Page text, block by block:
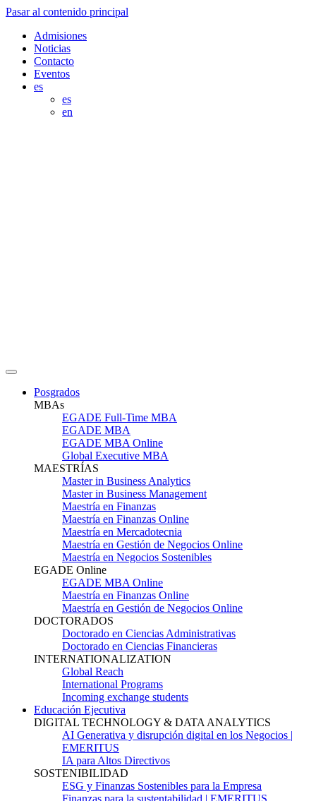
Pasar al contenido principal
Admisiones
Noticias
Contacto
Eventos
es
es
en
Posgrados
MBAs
EGADE Full-Time MBA
EGADE MBA
EGADE MBA Online
Global Executive MBA
MAESTRÍAS
Master in Business Analytics
Master in Business Management
Maestría en Finanzas
Maestría en Finanzas Online
Maestría en Mercadotecnia
Maestría en Gestión de Negocios Online
Maestría en Negocios Sostenibles
EGADE Online
EGADE MBA Online
Maestría en Finanzas Online
Maestría en Gestión de Negocios Online
DOCTORADOS
Doctorado en Ciencias Administrativas
Doctorado en Ciencias Financieras
INTERNATIONALIZATION
Global Reach
International Programs
Incoming exchange students
Educación Ejecutiva
DIGITAL TECHNOLOGY & DATA ANALYTICS
AI Generativa y disrupción digital en los Negocios |
EMERITUS
IA para Altos Directivos
SOSTENIBILIDAD
ESG y Finanzas Sostenibles para la Empresa
Finanzas para la sustentabilidad | EMERITUS